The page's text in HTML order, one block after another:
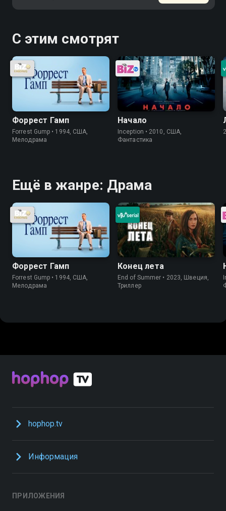
С этим смотрят
Форрест Гамп
Forrest Gump • 1994, США,
Мелодрама
Начало
Inception • 2010, США,
Фантастика
Ещё в жанре: Драма
Форрест Гамп
Forrest Gump • 1994, США,
Мелодрама
Конец лета
End of Summer • 2023, Швеция,
Триллер
hophop.tv
Информация
ПРИЛОЖЕНИЯ